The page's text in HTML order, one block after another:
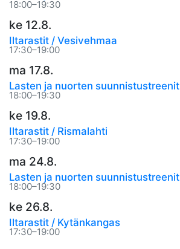
18:00–19:30
ke 12.8.
Iltarastit / Vesivehmaa
17:30–19:00
ma 17.8.
Lasten ja nuorten suunnistustreenit
18:00–19:30
ke 19.8.
Iltarastit / Rismalahti
17:30–19:00
ma 24.8.
Lasten ja nuorten suunnistustreenit
18:00–19:30
ke 26.8.
Iltarastit / Kytänkangas
17:30–19:00